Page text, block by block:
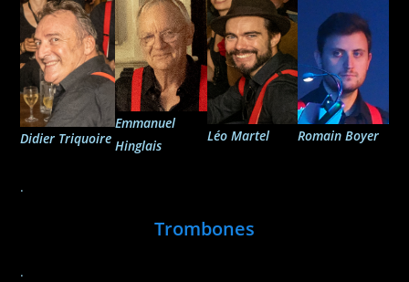
Didier Triquoire
Emmanuel
Hinglais
Léo Martel Romain Boyer
.
Trombones
.